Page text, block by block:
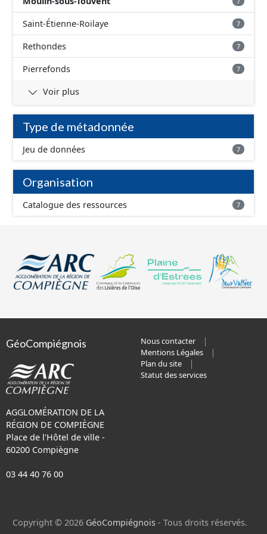
données comprend uniquement les données avec un
statut "en service", "en travaux" ou "provisoire".
Saint-Étienne-Roilaye 7
Rethondes 7
Pierrefonds 7
Voir plus
Type de métadonnée
Jeu de données 7
Organisation
Catalogue des ressources 7
GéoCompiégnois
AGGLOMÉRATION DE LA
RÉGION DE COMPIÈGNE
Place de l'Hôtel de ville -
60200 Compiègne
03 44 40 76 00
Nous contacter
Mentions Légales
Plan du site
Statut des services
Copyright © 2026 GéoCompiégnois - Tous droits réservés.